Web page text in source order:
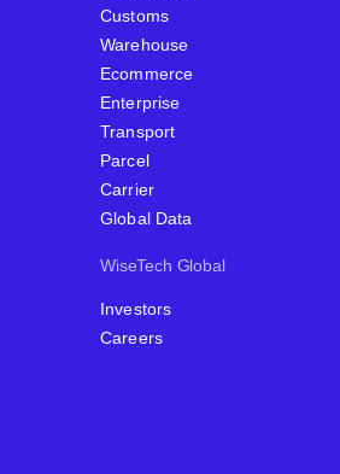
Customs
Warehouse
Ecommerce
Enterprise
Transport
Parcel
Carrier
Global Data
WiseTech Global
Investors
Careers